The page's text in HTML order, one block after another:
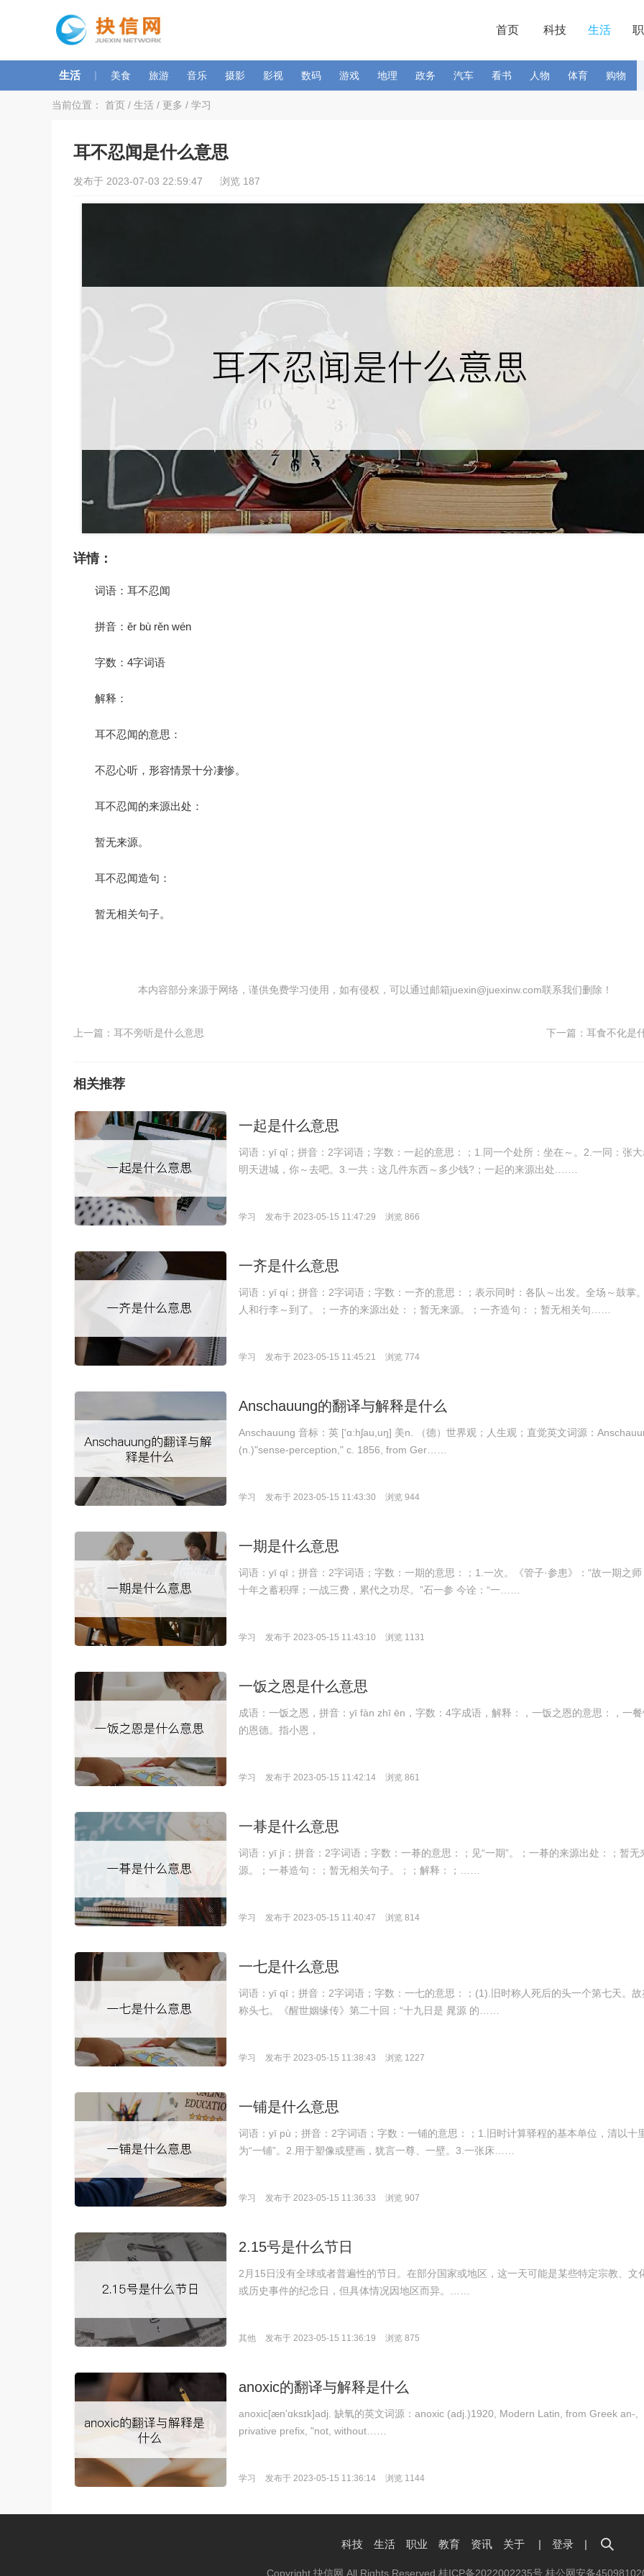
首页 科技 生活
生活 | 美食 旅游 音乐 摄影 影视 数码 游戏 地理 政务 汽车 看书 人物 体育 购物
当前位置： 首页 / 生活 / 更多 / 学习
耳不忍闻是什么意思
发布于 2023-07-03 22:59:47 浏览 187
详情：
词语：耳不忍闻
拼音：ěr bù rěn wén
字数：4字词语
解释：
耳不忍闻的意思：
不忍心听，形容情景十分凄惨。
耳不忍闻的来源出处：
暂无来源。
耳不忍闻造句：
暂无相关句子。
本内容部分来源于网络，谨供免费学习使用，如有侵权，可以通过邮箱juexin@juexinw.com联系我们删除！
上一篇： 耳不旁听是什么意思 下一篇： 耳食不化是
相关推荐
一起是什么意思
词语：yī qǐ；拼音：2字词语；字数：一起的意思：；1.同一个处所：坐在～。2.一同：张
明天进城，你～去吧。3.一共：这几件东西～多少钱?；一起的来源出处.……
学习 发布于 2023-05-15 11:47:29 浏览 866
一齐是什么意思
词语：yī qí；拼音：2字词语；字数：一齐的意思：；表示同时：各队～出发。全场～鼓掌
人和行李～到了。；一齐的来源出处：；暂无来源。；一齐造句：；暂无相关句……
学习 发布于 2023-05-15 11:45:21 浏览 774
Anschauung的翻译与解释是什么
Anschauung 音标：英 ['ɑ:hʃau,uŋ] 美n. （德）世界观；人生观；直觉英文词源：
(n.)"sense-perception," c. 1856, from Ger……
学习 发布于 2023-05-15 11:43:30 浏览 944
一期是什么意思
词语：yī qī；拼音：2字词语；字数：一期的意思：；1.一次。《管子·参患》：“故一期之师
十年之蓄积殫；一战三费，累代之功尽。”石一参 今诠：“一……
学习 发布于 2023-05-15 11:43:10 浏览 1131
一饭之恩是什么意思
成语：一饭之恩，拼音：yī fàn zhī ēn，字数：4字成语，解释：，一饭之恩的意思：，一
的恩德。指小恩，
学习 发布于 2023-05-15 11:42:14 浏览 861
一朞是什么意思
词语：yī jī；拼音：2字词语；字数：一朞的意思：；见“一期”。；一朞的来源出处：；暂无
源。；一朞造句：；暂无相关句子。；；解释：；……
学习 发布于 2023-05-15 11:40:47 浏览 814
一七是什么意思
词语：yī qī；拼音：2字词语；字数：一七的意思：；(1).旧时称人死后的头一个第七天。故
称头七。《醒世姻缘传》第二十回：“十九日是 晁源 的……
学习 发布于 2023-05-15 11:38:43 浏览 1227
一铺是什么意思
词语：yī pù；拼音：2字词语；字数：一铺的意思：；1.旧时计算驿程的基本单位，清以十
为“一铺”。2.用于塑像或壁画，犹言一尊、一壁。3.一张床……
学习 发布于 2023-05-15 11:36:33 浏览 907
2.15号是什么节日
2月15日没有全球或者普遍性的节日。在部分国家或地区，这一天可能是某些特定宗教、文
或历史事件的纪念日，但具体情况因地区而异。……
其他 发布于 2023-05-15 11:36:19 浏览 875
anoxic的翻译与解释是什么
anoxic[æn'ɑksɪk]adj. 缺氧的英文词源：anoxic (adj.)1920, Modern Latin, from Greek an-,
privative prefix, "not, without……
学习 发布于 2023-05-15 11:36:14 浏览 1144
科技 生活 职业 教育 资讯 关于 | 登录 |
Copyright 抉信网 All Rights Reserved 桂ICP备2022002235号 桂公网安备